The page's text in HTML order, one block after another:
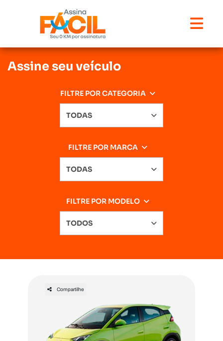
Assine seu veículo
FILTRE POR CATEGORIA
TODAS
FILTRE POR MARCA
TODAS
FILTRE POR MODELO
TODOS
Compartilhe